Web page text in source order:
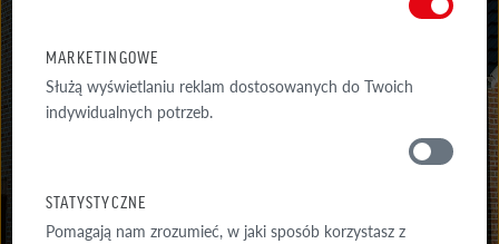
MARKETINGOWE
Służą wyświetlaniu reklam dostosowanych do Twoich
indywidualnych potrzeb.
STATYSTYCZNE
Pomagają nam zrozumieć, w jaki sposób korzystasz z